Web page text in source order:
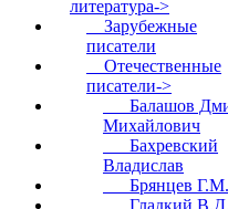
литература->
Зарубежные
писатели
Отечественные
писатели->
Балашов
Михайлович
Бахревский
Владислав
Брянцев Г.М.
Гладкий В.Д.